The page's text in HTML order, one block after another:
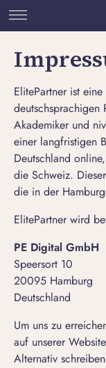
ElitePartner ist
deutschsprachigen
Akademiker und
einer langfristigen
Deutschland
die Schweiz.
die in der
ElitePartner wird
PE Digital GmbH
Speersort 10
20095 Hamburg
Deutschland
Um uns zu
auf unserer
Alternativ